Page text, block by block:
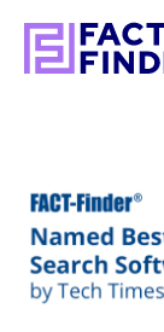
Industrien
Ressourcen